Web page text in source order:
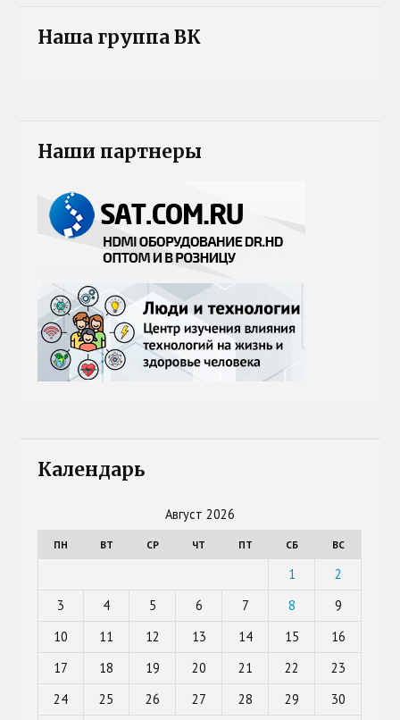
Наша группа ВК
Наши партнеры
Календарь
Август 2026
ПН ВТ СР ЧТ ПТ СБ ВС
1
2
3
4 5 6 7 8
9
10
11 12 13 14 15
16
17
18 19 20 21 22
23
24
25 26 27 28 29
30